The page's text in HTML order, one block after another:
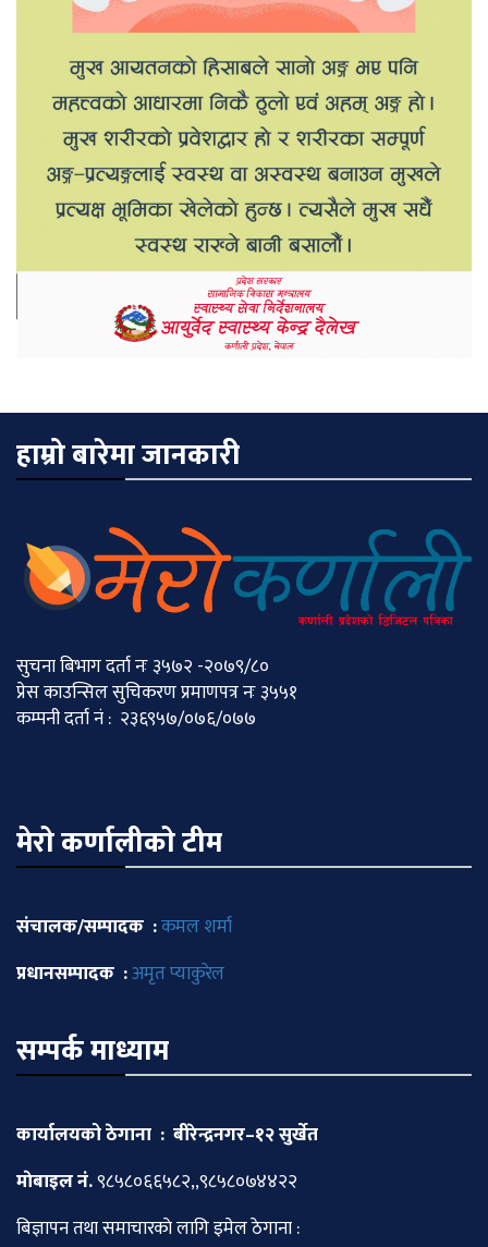
हाम्रो बारेमा जानकारी
सुचना बिभाग दर्ता नः ३५७२ -२०७९/८०
प्रेस काउन्सिल सुचिकरण प्रमाणपत्र नः ३५५१
कम्पनी दर्ता नं : २३६९५७/०७६/०७७
मेराे कर्णालीकाे टीम
संचालक/सम्पादक :कमल शर्मा
प्रधानसम्पादक :अमृत प्याकुरेल
सम्पर्क माध्याम
कार्यालयको ठेगाना : बीरेन्द्रनगर–१२ सुर्खेत
माेबाइल नं.९८५८०६६५८२,,९८५८०७४४२२
बिज्ञापन तथा समाचारकाे लागि इमेल ठेगाना :